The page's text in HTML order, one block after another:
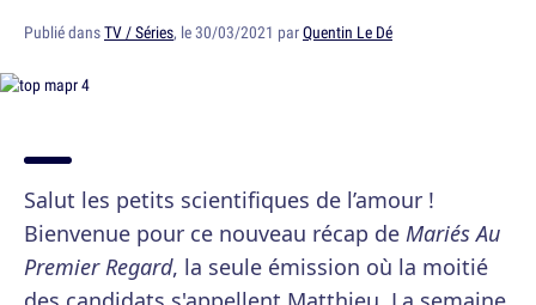
Publié dansTV / Séries, le 30/03/2021 parQuentin Le Dé
Salut les petits scientifiques de l’amour !
Bienvenue pour ce nouveau récap de Mariés Au
Premier Regard, la seule émission où la moitié